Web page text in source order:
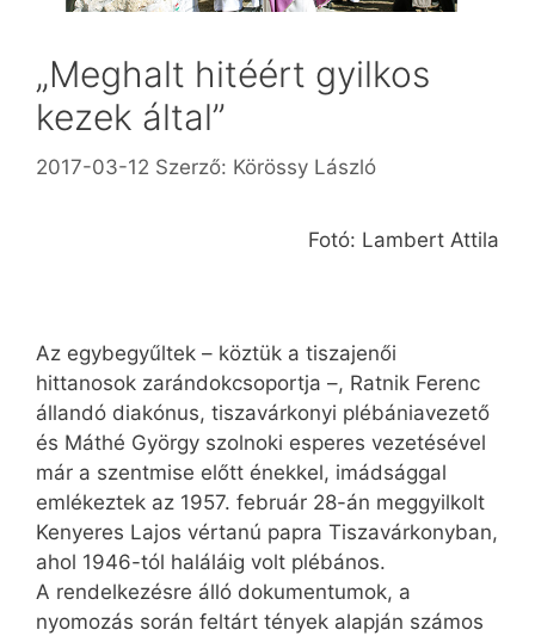
„Meghalt hitéért gyilkos
kezek által”
2017-03-12 Szerző: Körössy László
Fotó: Lambert Attila
Az egybegyűltek – köztük a tiszajenői
hittanosok zarándokcsoportja –, Ratnik Ferenc
állandó diakónus, tiszavárkonyi plébániavezető
és Máthé György szolnoki esperes vezetésével
már a szentmise előtt énekkel, imádsággal
emlékeztek az 1957. február 28-án meggyilkolt
Kenyeres Lajos vértanú papra Tiszavárkonyban,
ahol 1946-tól haláláig volt plébános.
A rendelkezésre álló dokumentumok, a
nyomozás során feltárt tények alapján számos